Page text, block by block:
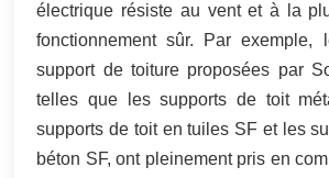
électrique résiste au vent et à la
fonctionnement sûr. Par exemple,
support de toiture proposées par
telles que les supports de toit
supports de toit en tuiles SF et les
béton SF, ont pleinement pris en